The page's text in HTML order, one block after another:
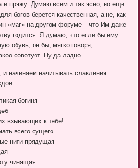
и пряжу. Думаю всем и так ясно, но еще
богов берется качественная, а не, как
«маг» на другом форуме – что Им даже
годится. Я думаю, что если бы ему
обувь, он бы, мягко говоря,
советует. Ну да ладно.
и начинаем начитывать славления.
богиня
взывающих к тебе!
всего сущего
нити прядущая
чинящая